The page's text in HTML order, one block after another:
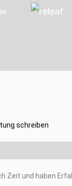
schreiben
Zeit und haben